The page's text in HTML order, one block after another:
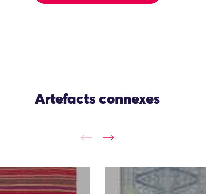
Artefacts connexes